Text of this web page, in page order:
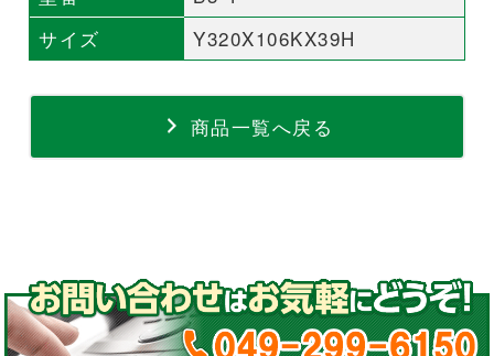
サイズ
Y320X106KX39H
商品一覧へ戻る